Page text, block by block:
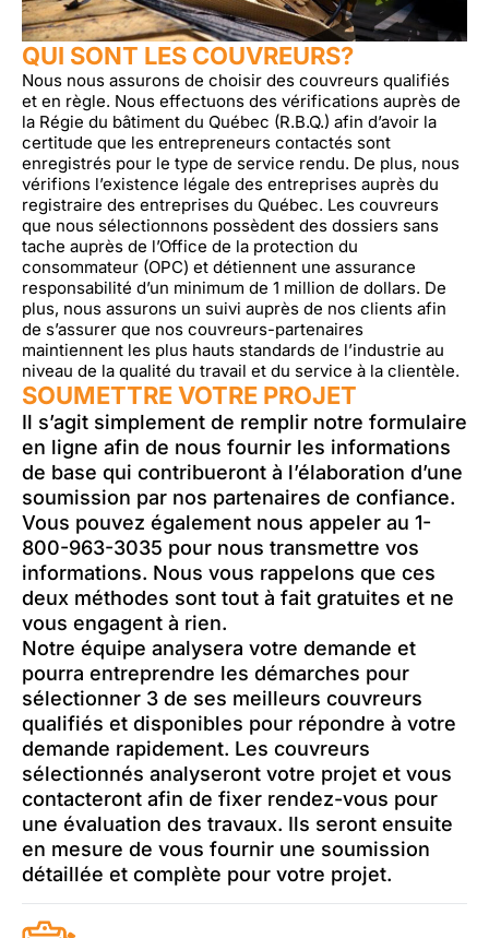
QUI SONT LES COUVREURS?
Nous nous assurons de choisir des couvreurs qualifiés
et en règle. Nous effectuons des vérifications auprès de
la Régie du bâtiment du Québec (R.B.Q.) afin d’avoir la
certitude que les entrepreneurs contactés sont
enregistrés pour le type de service rendu. De plus, nous
vérifions l’existence légale des entreprises auprès du
registraire des entreprises du Québec. Les couvreurs
que nous sélectionnons possèdent des dossiers sans
tache auprès de l’Office de la protection du
consommateur (OPC) et détiennent une assurance
responsabilité d’un minimum de 1 million de dollars. De
plus, nous assurons un suivi auprès de nos clients afin
de s’assurer que nos couvreurs-partenaires
maintiennent les plus hauts standards de l’industrie au
niveau de la qualité du travail et du service à la clientèle.
SOUMETTRE VOTRE PROJET
Il s’agit simplement de remplir notre formulaire
en ligne afin de nous fournir les informations
de base qui contribueront à l’élaboration d’une
soumission par nos partenaires de confiance.
Vous pouvez également nous appeler au 1-
800-963-3035 pour nous transmettre vos
informations. Nous vous rappelons que ces
deux méthodes sont tout à fait gratuites et ne
vous engagent à rien.
Notre équipe analysera votre demande et
pourra entreprendre les démarches pour
sélectionner 3 de ses meilleurs couvreurs
qualifiés et disponibles pour répondre à votre
demande rapidement. Les couvreurs
sélectionnés analyseront votre projet et vous
contacteront afin de fixer rendez-vous pour
une évaluation des travaux. Ils seront ensuite
en mesure de vous fournir une soumission
détaillée et complète pour votre projet.